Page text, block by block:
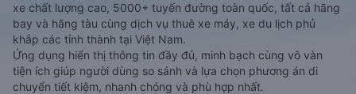
xe chất lượng cao, 5000+ tuyến đường toàn quốc, tất cả hãng
bay và hãng tàu cùng dịch vụ thuê xe máy, xe du lịch phủ
khắp các tỉnh thành tại Việt Nam.
Ứng dụng hiển thị thông tin đầy đủ, minh bạch cùng vô vàn
tiện ích giúp người dùng so sánh và lựa chọn phương án di
chuyển tiết kiệm, nhanh chóng và phù hợp nhất.